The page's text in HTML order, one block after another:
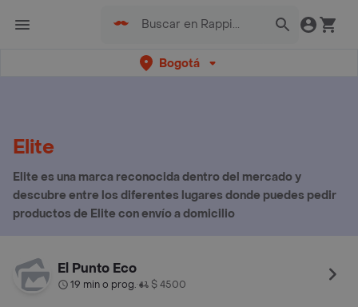
Bogotá
Elite
Elite es una marca reconocida dentro del mercado y
descubre entre los diferentes lugares donde puedes pedir
productos de Elite con envío a domicilio
El Punto Eco
19 min o prog.• $ 4500